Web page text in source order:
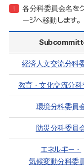
委員会において
は課題(以下「個
分野ごとに分
第2条(分科委員会
分科委員会の種類
1. 経済・人文
2. 環境分科委
3. 教育・文化
4. 防災分科委
5. 削除(2017. 9.
各分科委員会名を
ージへ移動します。
経済人文交流分科
教育・文化交流分科
環境分科委員
防災分科委員
エネルギー・
気候変動分科委